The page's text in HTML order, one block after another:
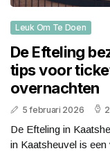
Leuk Om Te Doen
De Efteling
tips voor
overnachten
5 februari 2026
De Efteling in
in Kaatsheuvel is een